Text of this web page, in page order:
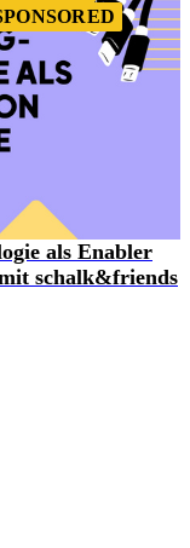
als Enabler
schalk&friends